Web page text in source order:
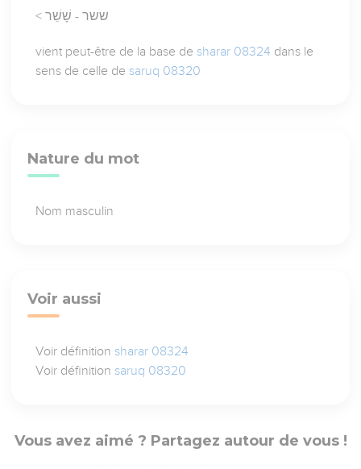
< ששר - שָׁשֵׁר
vient peut-être de la base de sharar 08324 dans le
sens de celle de saruq 08320
Nature du mot
Nom masculin
Voir aussi
Voir définition sharar 08324
Voir définition saruq 08320
Vous avez aimé ? Partagez autour de vous !